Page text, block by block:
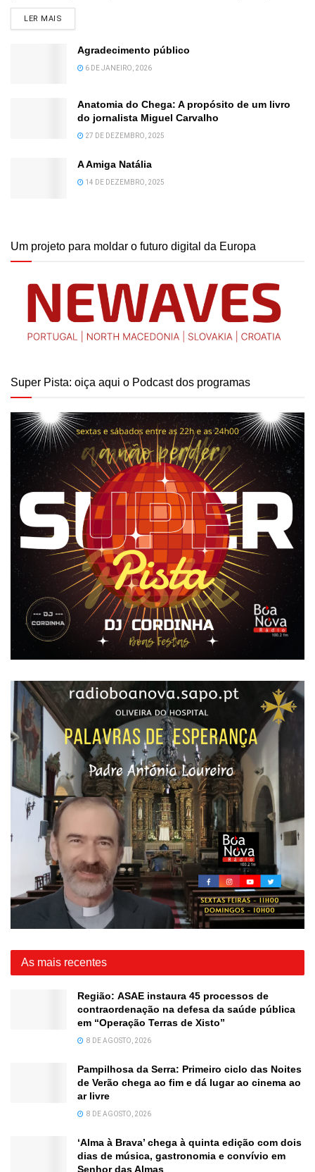
LER MAIS
Agradecimento público
6 DE JANEIRO, 2026
Anatomia do Chega: A propósito de um livro
do jornalista Miguel Carvalho
27 DE DEZEMBRO, 2025
A Amiga Natália
14 DE DEZEMBRO, 2025
Um projeto para moldar o futuro digital da Europa
Super Pista: oiça aqui o Podcast dos programas
As mais recentes
Região: ASAE instaura 45 processos de
contraordenação na defesa da saúde pública
em “Operação Terras de Xisto”
8 DE AGOSTO, 2026
Pampilhosa da Serra: Primeiro ciclo das Noites
de Verão chega ao fim e dá lugar ao cinema ao
ar livre
8 DE AGOSTO, 2026
‘Alma à Brava’ chega à quinta edição com dois
dias de música, gastronomia e convívio em
Senhor das Almas